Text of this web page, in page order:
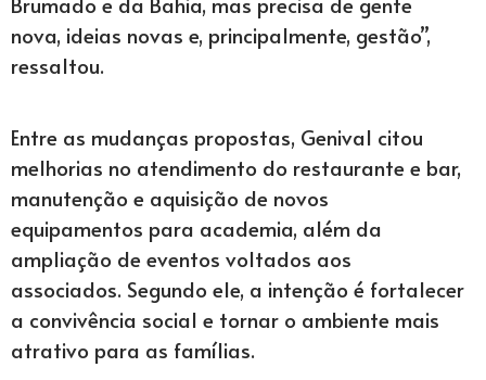
nova, ideias novas e, principalmente, gestão”,
ressaltou.
Entre as mudanças propostas, Genival citou
melhorias no atendimento do restaurante e bar,
manutenção e aquisição de novos
equipamentos para academia, além da
ampliação de eventos voltados aos
associados. Segundo ele, a intenção é fortalecer
a convivência social e tornar o ambiente mais
atrativo para as famílias.